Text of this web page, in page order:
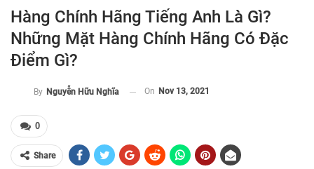
Hàng Chính Hãng Tiếng Anh Là Gì?
Những Mặt Hàng Chính Hãng Có Đặc
Điểm Gì?
By Nguyễn Hữu Nghĩa On Nov 13, 2021
0
Share